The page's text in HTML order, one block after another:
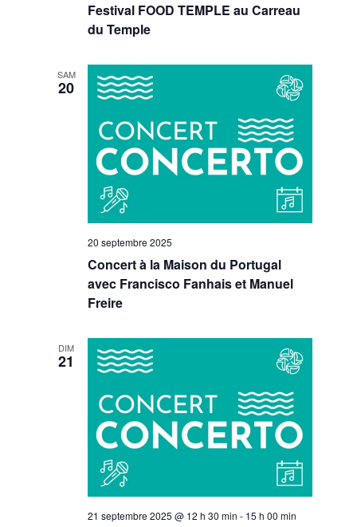
Festival FOOD TEMPLE au Carreau
du Temple
SAM
20
Concert à la Maison du Portugal
avec Francisco Fanhais et Manuel
Freire
20 septembre 2025
DIM
21
21 septembre 2025 @ 12 h 30 min - 15 h 00 min